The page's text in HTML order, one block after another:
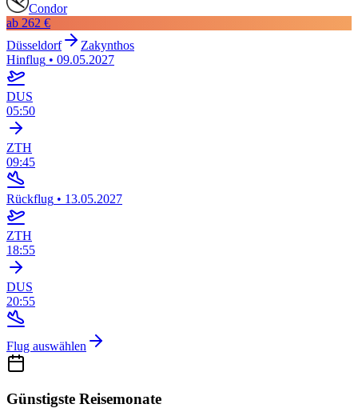
Condor
ab 262 €
Düsseldorf
Zakynthos
Hinflug • 09.05.2027
DUS
05:50
ZTH
09:45
Rückflug • 13.05.2027
ZTH
18:55
DUS
20:55
Flug auswählen
Günstigste Reisemonate